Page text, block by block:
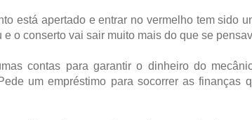
está apertado e entrar no vermelho tem sido
o conserto vai sair muito mais do que se
contas para garantir o dinheiro do
um empréstimo para socorrer as finanças